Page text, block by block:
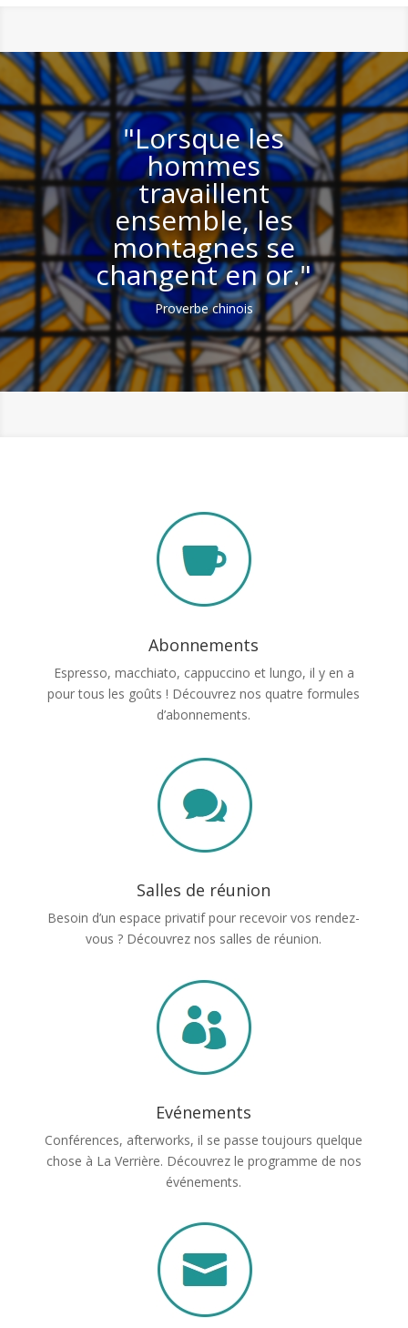
"Lorsque les
hommes
travaillent
ensemble, les
montagnes se
changent en or."
Proverbe chinois
Abonnements
Espresso, macchiato, cappuccino et lungo, il y en a
pour tous les goûts ! Découvrez nos quatre formules
d’abonnements.
Salles de réunion
Besoin d’un espace privatif pour recevoir vos rendez-
vous ? Découvrez nos salles de réunion.
Evénements
Conférences, afterworks, il se passe toujours quelque
chose à La Verrière. Découvrez le programme de nos
événements.